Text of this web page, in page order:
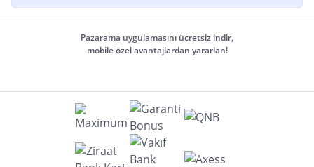
Pazarama uygulamasını ücretsiz indir,
mobile özel avantajlardan yararlan!